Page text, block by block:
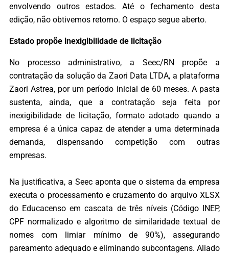
envolvendo outros estados. Até o fechamento desta
edição, não obtivemos retorno. O espaço segue aberto.
Estado propõe inexigibilidade de licitação
No processo administrativo, a Seec/RN propõe a
contratação da solução da Zaori Data LTDA, a plataforma
Zaori Astrea, por um período inicial de 60 meses. A pasta
sustenta, ainda, que a contratação seja feita por
inexigibilidade de licitação, formato adotado quando a
empresa é a única capaz de atender a uma determinada
demanda, dispensando competição com outras
empresas.
Na justificativa, a Seec aponta que o sistema da empresa
executa o processamento e cruzamento do arquivo XLSX
do Educacenso em cascata de três níveis (Código INEP,
CPF normalizado e algoritmo de similaridade textual de
nomes com limiar mínimo de 90%), assegurando
pareamento adequado e eliminando subcontagens. Aliado